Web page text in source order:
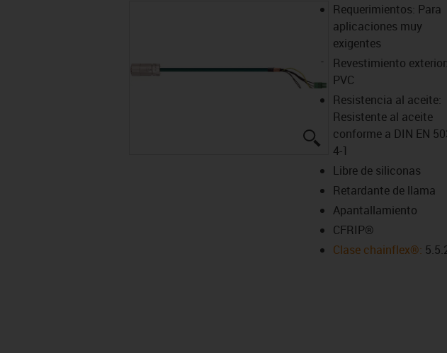
igus-icon-lupe
Requerimientos: Para
aplicaciones muy
exigentes
Revestimiento exterior:
PVC
Resistencia al aceite:
Resistente al aceite
conforme a DIN EN
4-1
Libre de siliconas
Retardante de llama
Apantallamiento
CFRIP®
Clase chainflex®: